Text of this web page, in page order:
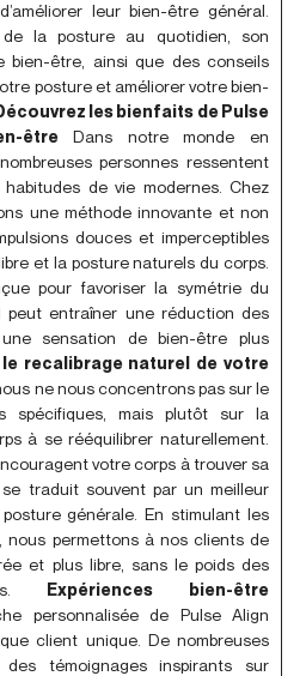
leur bien-être général.
de la posture au quotidien, son
être, ainsi que des conseils
posture et améliorer votre bien-
les bienfaits de Pulse
êtreDans notre monde en
personnes ressentent
de vie modernes. Chez
une méthode innovante et non
douces et imperceptibles
et la posture naturels du corps.
pour favoriser la symétrie du
peut entraîner une réduction des
sensation de bien-être plus
le recalibrage naturel de votre
ne nous concentrons pas sur le
spécifiques, mais plutôt sur la
à se rééquilibrer naturellement.
votre corps à trouver sa
traduit souvent par un meilleur
générale. En stimulant les
nous permettons à nos clients de
et plus libre, sans le poids des
Expériences bien-être
personnalisée de Pulse Align
client unique. De nombreuses
témoignages inspirants sur